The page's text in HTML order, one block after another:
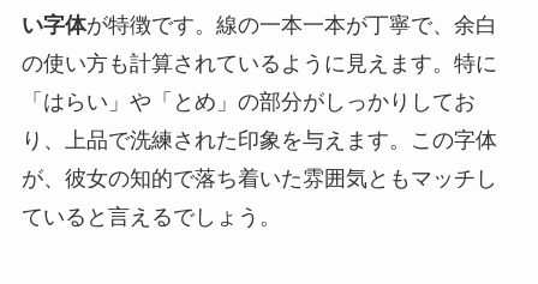
い字体が特徴です。線の一本一本が丁寧で、余白
の使い方も計算されているように見えます。特に
「はらい」や「とめ」の部分がしっかりしてお
り、上品で洗練された印象を与えます。この字体
が、彼女の知的で落ち着いた雰囲気ともマッチし
ていると言えるでしょう。